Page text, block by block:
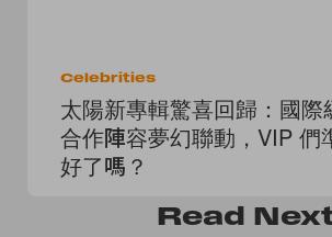
Celebrities
太陽新專輯驚喜回歸：國際
合作陣容夢幻聯動，VIP 們
好了嗎？
Read